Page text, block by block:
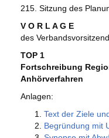
215. Sitzung des
V O R L A G E
des
TOP 1
Fortschreibung
Anhörverfahren
Anlagen:
Text der Ziele
Begründung mit